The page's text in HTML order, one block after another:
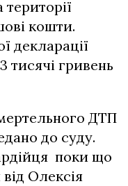
кошти.
декларації
тисячі гривень
ДТП
до суду.
поки що
Олексія